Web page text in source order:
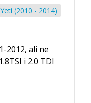
(2010 - 2014)
2012, ali ne
i 2.0 TDI